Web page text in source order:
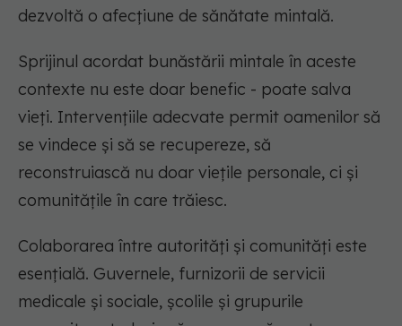
dezvoltă o afecțiune de sănătate mintală.
Sprijinul acordat bunăstării mintale în aceste
contexte nu este doar benefic - poate salva
vieți. Intervențiile adecvate permit oamenilor să
se vindece și să se recupereze, să
reconstruiască nu doar viețile personale, ci și
comunitățile în care trăiesc.
Colaborarea între autorități și comunități este
esențială. Guvernele, furnizorii de servicii
medicale și sociale, școlile și grupurile